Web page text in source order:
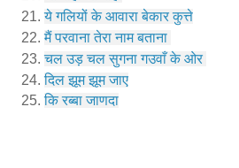
ये गलियों के आवारा बेकार कुत्ते
मैं परवाना तेरा नाम बताना
चल उड़ चल सुगना गउवाँ के ओर
दिल झूम झूम जाए
कि रब्बा जाणदा